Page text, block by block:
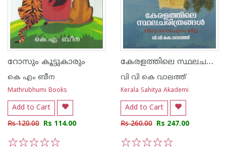
റോസും കൂട്ടുകാരും
കെ എം ബീന
Mathrubhumi Books
Add to Cart
Rs 120.00 Rs 114.00
കേരളത്തിലെ സ്ഥലചരിത്രങ്ങള്‍ തിരുവനന്തപുരം ജില്ല
വി വി കെ വാലത്ത്
Kerala Sahitya Akademi
Add to Cart
Rs 260.00 Rs 247.00